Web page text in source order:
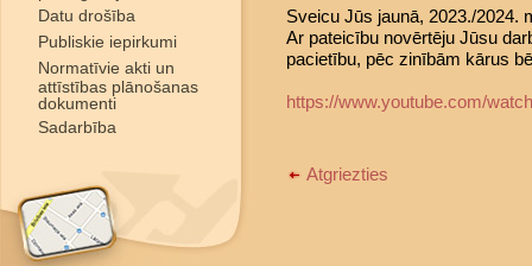
Datu drošība
Publiskie iepirkumi
Normatīvie akti un
attīstības plānošanas
dokumenti
Sadarbība
Sveicu Jūs jaunā, 2023./2024.
Ar pateicību novērtēju Jūsu
pacietību, pēc zinībām kārus
https://www.youtube.com/
Atgriezties